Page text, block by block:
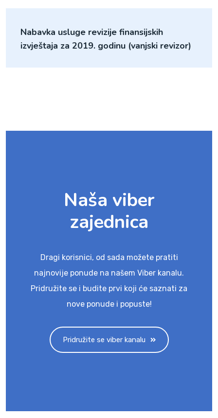
Nabavka usluge revizije finansijskih
izvještaja za 2019. godinu (vanjski revizor)
Naša viber
zajednica
Dragi korisnici, od sada možete pratiti
najnovije ponude na našem Viber kanalu.
Pridružite se i budite prvi koji će saznati za
nove ponude i popuste!
Pridružite se viber kanalu